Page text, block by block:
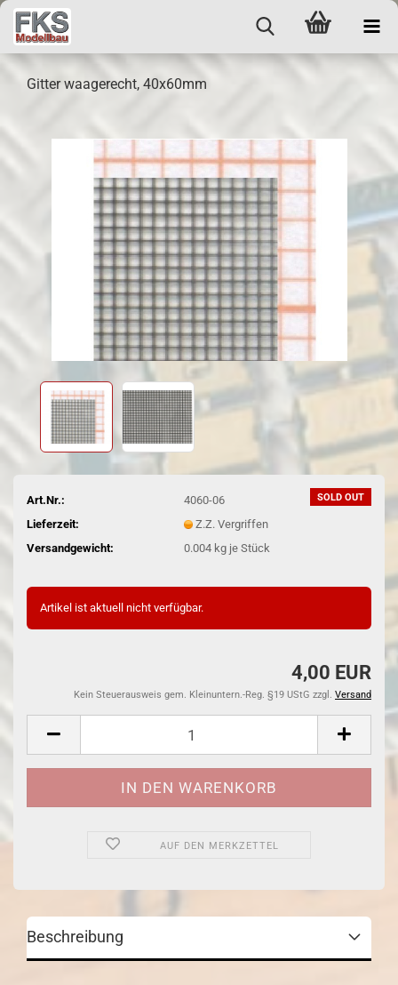
Gitter waagerecht, 40x60mm
SOLD OUT
Art.Nr.:
4060-06
Lieferzeit:
Z.Z. Vergriffen
Versandgewicht:
0.004kg je Stück
Artikel ist aktuell nicht verfügbar.
4,00 EUR
Kein Steuerausweis gem. Kleinuntern.-Reg. §19 UStG zzgl. Versand
AUF DEN MERKZETTEL
Beschreibung